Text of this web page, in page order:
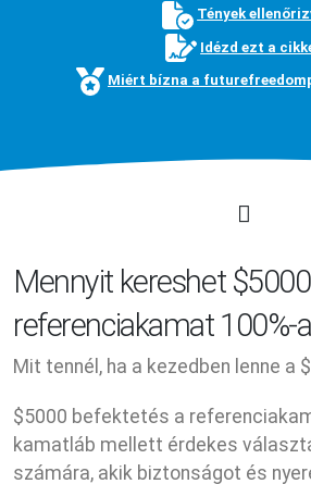
Tények
Idézd ezt a
Miért bízna a
Mennyit kereshet
referenciakamat 100%-
Mit tennél, ha a kezedben lenne a
$5000 befektetés a
kamatláb mellett érdekes
számára, akik biztonságot és